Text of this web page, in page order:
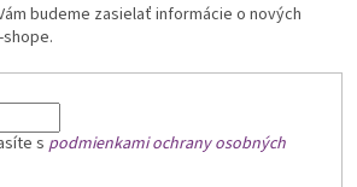
budeme zasielať informácie o nových
s podmienkami ochrany osobných